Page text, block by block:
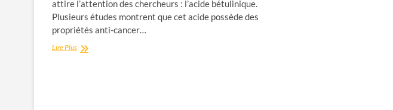
attire l’attention des chercheurs : l’acide bétulinique.
Plusieurs études montrent que cet acide possède des
propriétés anti-cancer…
Lire PlusÉcorce